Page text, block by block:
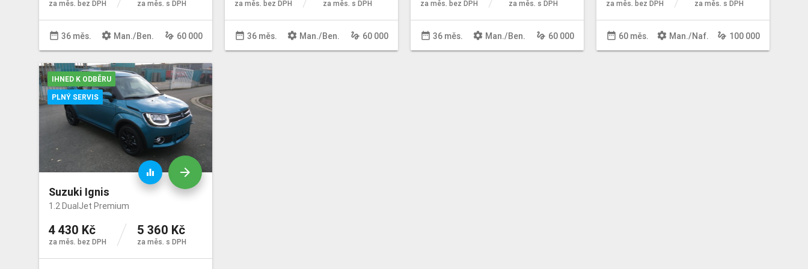
za měs. bez DPH za měs. s DPH
date_range 36 měs. settings Man./Ben. gesture 60 000
za měs. bez DPH za měs. s DPH
date_range 36 měs. settings Man./Ben. gesture 60 000
za měs. bez DPH za měs. s DPH
date_range 36 měs. settings Man./Ben. gesture 60 000
za měs. bez DPH za měs. s DPH
date_range 60 měs. settings Man./Naf. gesture 100 000
Suzuki Ignis
1.2 DualJet Premium
4 430 Kč
za měs. bez DPH
5 360 Kč
za měs. s DPH
arrow_forward
equalizer
IHNED K ODBĚRU
PLNÝ SERVIS